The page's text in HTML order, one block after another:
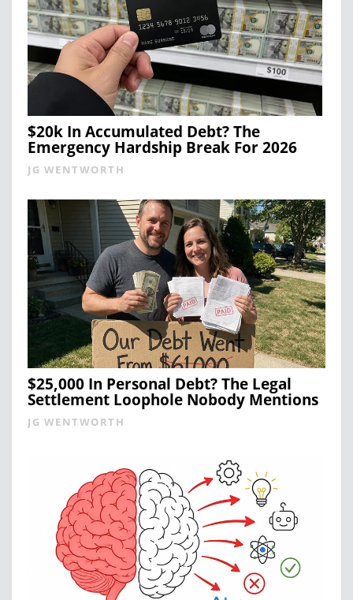
$20k In Accumulated Debt? The
Emergency Hardship Break For 2026
JG WENTWORTH
$25,000 In Personal Debt? The Legal
Settlement Loophole Nobody Mentions
JG WENTWORTH